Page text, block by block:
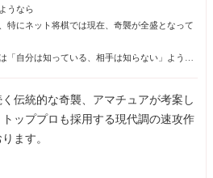
うなら
特にネット将棋では現在、奇襲が全盛となって
「自分は知っている、相手は知らない」ような
伝統的な奇襲、アマチュアが考案し
ッププロも採用する現代調の速攻作
ます。